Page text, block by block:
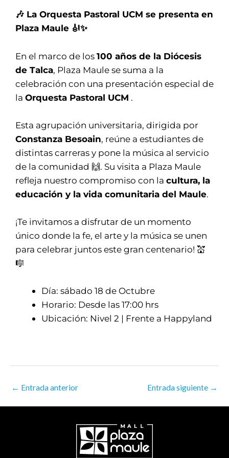
🎶 La Orquesta Pastoral UCM se presenta en
Plaza Maule 🎻✨
En el marco de los100 años de la Diócesis
de Talca, Plaza Maule se suma a la
celebración con una presentación especial de
la Orquesta Pastoral UCM .
Esta agrupación universitaria, dirigida por
Constanza Besoain, reúne a estudiantes de
distintas carreras y pone la música al servicio
de la comunidad 🙌. Su visita a Plaza Maule
refleja nuestro compromiso con la cultura, la
educación y la vida comunitaria del Maule.
¡Te invitamos a disfrutar de un momento
único donde la fe, el arte y la música se unen
para celebrar juntos este gran centenario! 💒
🎼
Día: sábado 18 de Octubre
Horario: Desde las 17:00 hrs
Ubicación: Nivel 2 | Frente a Happyland
← Entrada anterior Entrada siguiente →